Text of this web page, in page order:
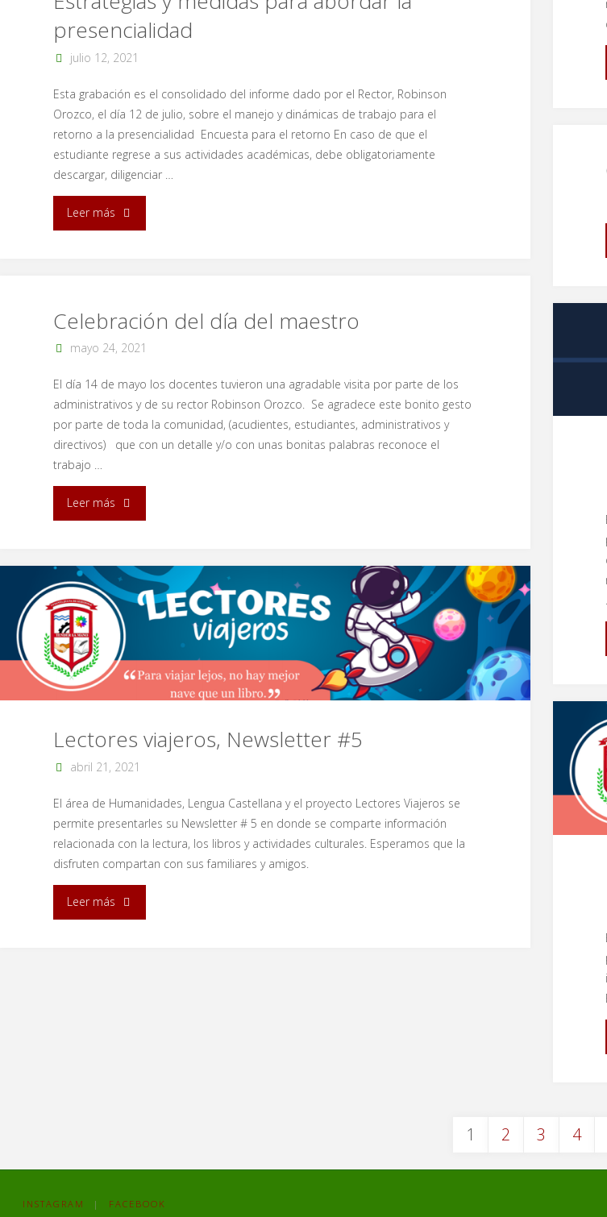
INCLUSERH"
presencialidad
julio 12, 2021
Esta grabación es el consolidado del informe dado por el Rector, Robinson
Orozco, el día 12 de julio, sobre el manejo y dinámicas de trabajo para el
retorno a la presencialidad Encuesta para el retorno En caso de que el
estudiante regrese a sus actividades académicas, debe obligatoriamente
descargar, diligenciar …
Leer más"Estrategias
abordar
la
presencialidad"
Celebración del día del maestro
mayo 24, 2021
El día 14 de mayo los docentes tuvieron una agradable visita por parte de los
administrativos y de su rector Robinson Orozco. Se agradece este bonito gesto
por parte de toda la comunidad, (acudientes, estudiantes, administrativos y
directivos) que con un detalle y/o con unas bonitas palabras reconoce el
trabajo …
Leer más"Celebración
día
del
maestro"
Lectores viajeros, Newsletter #5
abril 21, 2021
El área de Humanidades, Lengua Castellana y el proyecto Lectores Viajeros se
permite presentarles su Newsletter # 5 en donde se comparte información
relacionada con la lectura, los libros y actividades culturales. Esperamos que la
disfruten compartan con sus familiares y amigos.
Leer más"Lectores
Paginación
1 2 3 4
INSTAGRAM | FACEBOOK